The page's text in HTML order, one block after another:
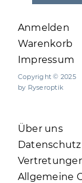
Anmelden
Warenkorb
Impressum
Copyright © 2025
by Ryseroptik
Über uns
Datenschutz
Allgemeine